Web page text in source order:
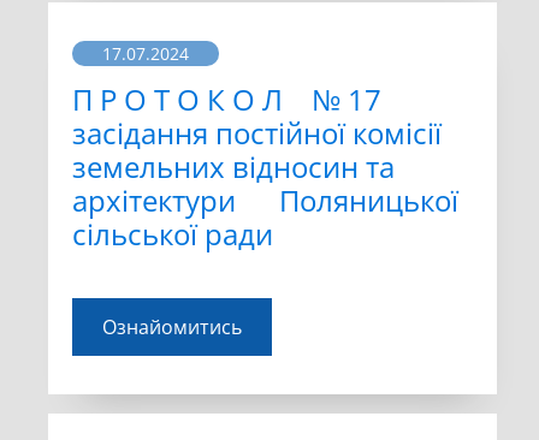
17.07.2024
П Р О Т О К О Л № 17
засідання постійної комісії
земельних відносин та
архітектури Поляницької
сільської ради
Ознайомитись